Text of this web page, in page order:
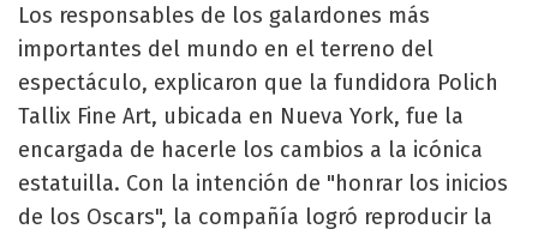
Los responsables de los galardones más
importantes del mundo en el terreno del
espectáculo, explicaron que la fundidora Polich
Tallix Fine Art, ubicada en Nueva York, fue la
encargada de hacerle los cambios a la icónica
estatuilla. Con la intención de "honrar los inicios
de los Oscars", la compañía logró reproducir la